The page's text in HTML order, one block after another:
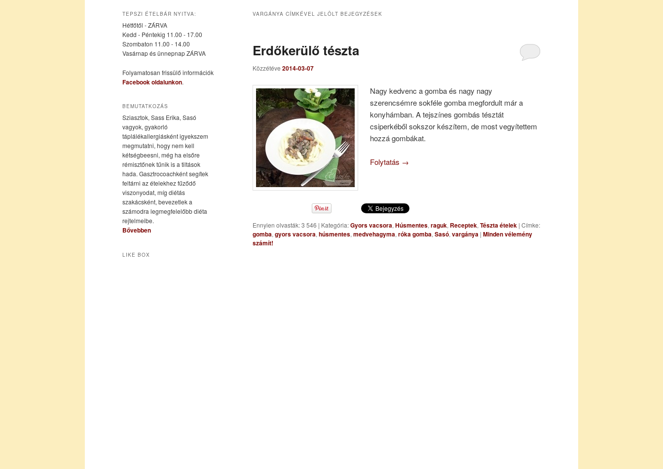
elsődleges
tartalomra
másodlagos
tartalomra
VARGÁNYA CÍMKÉVEL JELÖLT BEJEGYZÉSEK
Erdőkerülő tészta
Közzétéve 2014-03-07
Nagy kedvenc a gomba és nagy nagy
szerencsémre sokféle gomba megfordult már a
konyhámban. A tejszínes gombás tésztát
csiperkéből sokszor készítem, de most vegyítettem
hozzá gombákat.
Folytatás →
Ennyien olvasták: 3 546 | Kategória:Gyors vacsora, Húsmentes, raguk, Receptek, Tészta ételek | Címke:
gomba, gyors vacsora, húsmentes, medvehagyma, róka gomba, Sasó, vargánya | Minden vélemény
számít!
TEPSZI ÉTELBÁR NYITVA:
Hétfőtől - ZÁRVA
Kedd - Péntekig 11.00 - 17.00
Szombaton 11.00 - 14.00
Vasárnap és ünnepnap ZÁRVA
Folyamatosan frissülő információk
Facebook oldalunkon.
BEMUTATKOZÁS
Sziasztok, Sass Erika, Sasó
vagyok, gyakorló
táplálékallergiásként igyekszem
megmutatni, hogy nem kell
kétségbeesni, még ha elsőre
rémisztőnek tűnik is a tiltások
hada. Gasztrocoachként segítek
feltárni az ételekhez fűződő
viszonyodat, míg diétás
szakácsként, bevezetlek a
számodra legmegfelelőbb diéta
rejtelmeibe.
Bővebben
LIKE BOX